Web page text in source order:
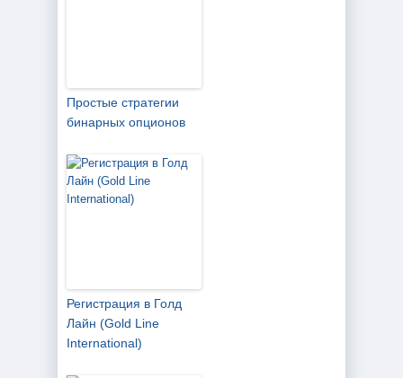
Простые стратегии
бинарных опционов
Регистрация в Голд
Лайн (Gold Line
International)